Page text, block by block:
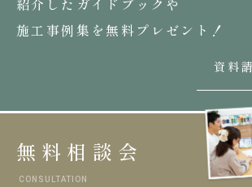
紹介したガイドブックや
施工事例集を無料プレゼント！
資料
無料相談会
CONSULTATION